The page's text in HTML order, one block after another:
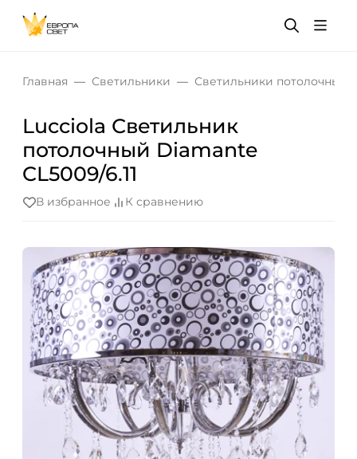
Главная Светильники Светильники потолочные
Lucciola Светильник
потолочный Diamante
CL5009/6.11
В избранное К сравнению